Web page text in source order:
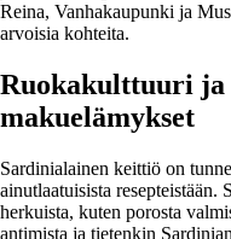
Reina, Vanhakaupunki ja
arvoisia kohteita.
Ruokakulttuuri
makuelämykset
Sardinialainen keittiö on
ainutlaatuisista resepteistään.
herkuista, kuten porosta
antimista ja tietenkin